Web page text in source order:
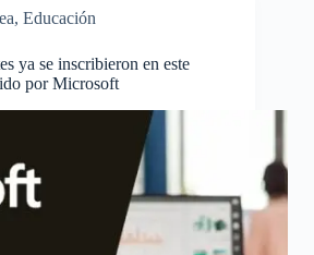
, Educación
ya se inscribieron en este
por Microsoft